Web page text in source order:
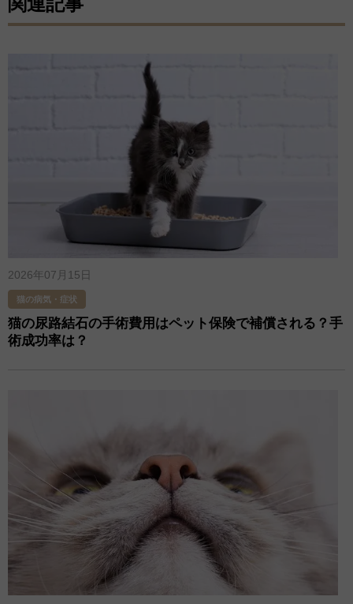
2026年07月15日
猫の病気・症状
猫の尿路結石の手術費用はペット保険で補償される？手
術成功率は？